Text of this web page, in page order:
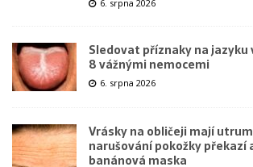
6. srpna 2026
Sledovat příznaky na jazyku
8 vážnými nemocemi
6. srpna 2026
Vrásky na obličeji mají
narušování pokožky překazí
banánová maska